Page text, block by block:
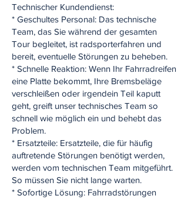
Technischer Kundendienst:
* Geschultes Personal: Das technische
Team, das Sie während der gesamten
Tour begleitet, ist radsporterfahren und
bereit, eventuelle Störungen zu beheben.
* Schnelle Reaktion: Wenn Ihr Fahrradreifen
eine Platte bekommt, Ihre Bremsbeläge
verschleißen oder irgendein Teil kaputt
geht, greift unser technisches Team so
schnell wie möglich ein und behebt das
Problem.
* Ersatzteile: Ersatzteile, die für häufig
auftretende Störungen benötigt werden,
werden vom technischen Team mitgeführt.
So müssen Sie nicht lange warten.
* Sofortige Lösung: Fahrradstörungen